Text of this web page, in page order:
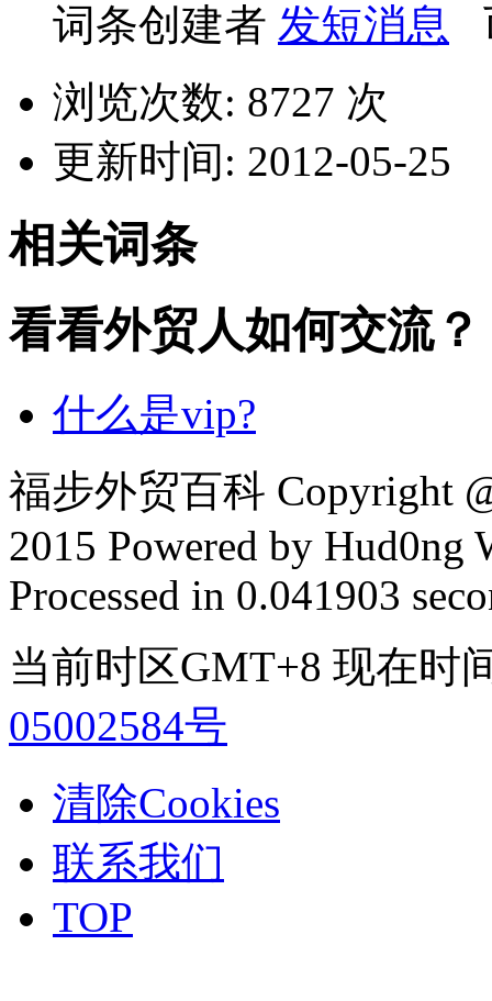
词条创建者 发短消息
浏览次数: 8727 次
更新时间: 2012-05-25
相关词条
看看外贸人如何交流？
什么是vip?
福步外贸百科 Copyright
2015 Powered by Hud0ng
Processed in 0.041903
当前时区GMT+8 现在时
05002584号
清除Cookies
联系我们
TOP